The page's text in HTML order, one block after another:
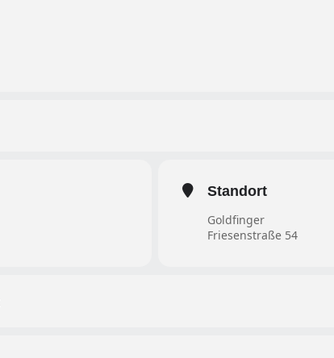
Standort
Goldfinger
Friesenstraße 54